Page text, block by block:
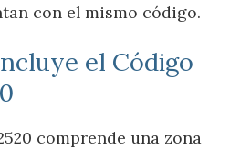
con el mismo código.
el Código
comprende una zona